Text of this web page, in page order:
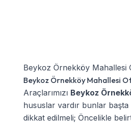
Beykoz Örnekköy Mahallesi
Beykoz Örnekköy Mahallesi
Araçlarımızı Beykoz
hususlar vardır bunlar başta
dikkat edilmeli; Öncelikle